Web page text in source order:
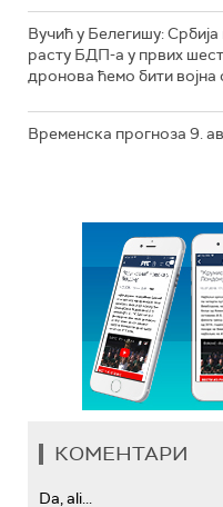
Вучић у Белегишу:
расту БДП-а у првих
дронова ћемо бити војна
Временска прогноза 9.
КОМЕНТАРИ
Da, ali...